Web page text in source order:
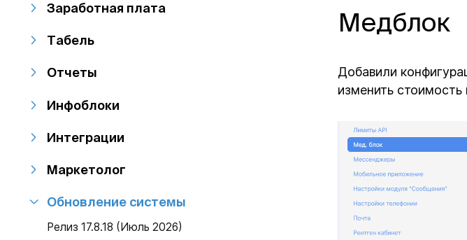
Заработная плата
Табель
Отчеты
Инфоблоки
Интеграции
Маркетолог
Обновление системы
Релиз 17.8.18 (Июль 2026)
Медблок
Добавили
изменить стоимость